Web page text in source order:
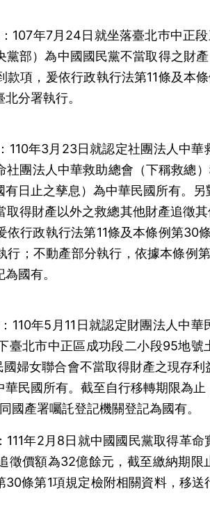
年7月24日就坐落臺北巿中正
部）為中國國民黨不當取得之財
項，爰依行政執行法第11條及本
分署執行。
年3月23日就認定社團法人中華
社團法人中華救助總會（下稱救總
日止之孳息）為中華民國所有。
取得財產以外之救總其他財產追徵
行政執行法第11條及本條例第30
行；不動產部分執行，依據本條例
國有。
年5月11日就認定財團法人中華
臺北市中正區成功段二小段95地號
婦女聯合會不當取得財產之現存利
民國所有。截至自行移轉期限為
國產署囑託登記機關登記為國有。
年2月8日就中國國民黨取得革命
徵價額為32億餘元，截至繳納期限
30條第1項規定檢附相關資料，移